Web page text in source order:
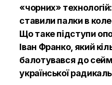
«чорних»
ставили палки в
Що таке підступи
Іван Франко, який
балотувався до
української